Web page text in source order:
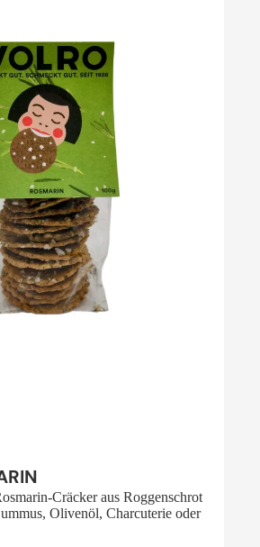
Cräcker aus Roggenschrot
Olivenöl, Charcuterie oder